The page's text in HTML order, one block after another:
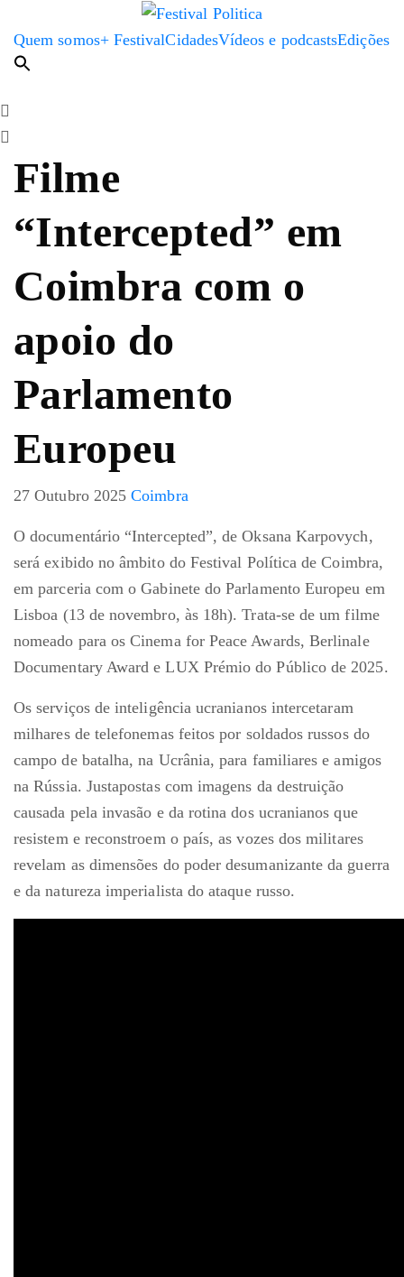
Quem somos+ FestivalCidadesVídeos e podcastsEdições
Filme
“Intercepted” em
Coimbra com o
apoio do
Parlamento
Europeu
27 Outubro 2025 Coimbra
O documentário “Intercepted”, de Oksana Karpovych,
será exibido no âmbito do Festival Política de Coimbra,
em parceria com o Gabinete do Parlamento Europeu em
Lisboa (13 de novembro, às 18h). Trata-se de um filme
nomeado para os Cinema for Peace Awards, Berlinale
Documentary Award e LUX Prémio do Público de 2025.
Os serviços de inteligência ucranianos intercetaram
milhares de telefonemas feitos por soldados russos do
campo de batalha, na Ucrânia, para familiares e amigos
na Rússia. Justapostas com imagens da destruição
causada pela invasão e da rotina dos ucranianos que
resistem e reconstroem o país, as vozes dos militares
revelam as dimensões do poder desumanizante da guerra
e da natureza imperialista do ataque russo.